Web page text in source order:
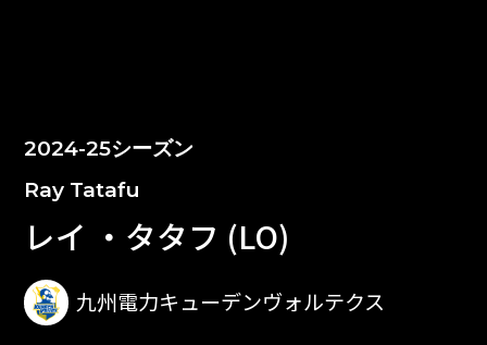
2024-25シーズン
Ray Tatafu
レイ ・タタフ (LO)
九州電力キューデンヴォルテクス